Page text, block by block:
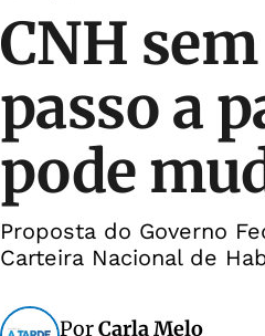
CNH
passo a
pode
Proposta do Governo
Carteira Nacional de
PorCarla Melo